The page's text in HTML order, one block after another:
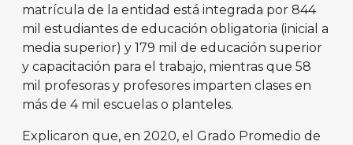
matrícula de la entidad está integrada por 844
mil estudiantes de educación obligatoria (inicial a
media superior) y 179 mil de educación superior
y capacitación para el trabajo, mientras que 58
mil profesoras y profesores imparten clases en
más de 4 mil escuelas o planteles.
Explicaron que, en 2020, el Grado Promedio de